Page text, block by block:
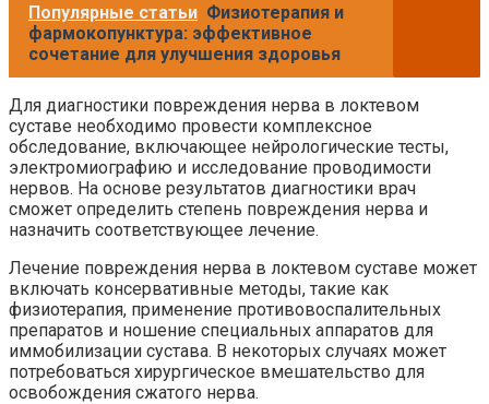
Популярные статьи Физиотерапия и
фармокопунктура: эффективное
сочетание для улучшения здоровья
Для диагностики повреждения нерва в локтевом
суставе необходимо провести комплексное
обследование, включающее нейрологические тесты,
электромиографию и исследование проводимости
нервов. На основе результатов диагностики врач
сможет определить степень повреждения нерва и
назначить соответствующее лечение.
Лечение повреждения нерва в локтевом суставе может
включать консервативные методы, такие как
физиотерапия, применение противовоспалительных
препаратов и ношение специальных аппаратов для
иммобилизации сустава. В некоторых случаях может
потребоваться хирургическое вмешательство для
освобождения сжатого нерва.